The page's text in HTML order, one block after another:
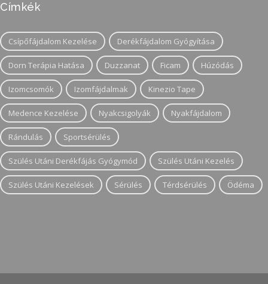
Címkék
Csípőfájdalom Kezelése Derékfájdalom Gyógyítása
Dorn Terápia Hatása Duzzanat Ficam Húzódás
Izomcsomók Izomfájdalmak Kinezio Tape
Medence Kezelése Nyakcsigolyák Nyakfájdalom
Rándulás Sportsérülés
Szülés Utáni Derékfájás Gyógymód Szülés Utáni Kezelés
Szülés Utáni Kezelések Sérülés Térdsérülés Ödéma